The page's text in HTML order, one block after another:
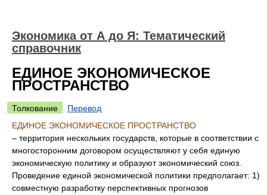
Экономика от А до Я: Тематический
справочник
ЕДИНОЕ ЭКОНОМИЧЕСКОЕ
ПРОСТРАНСТВО
Толкование
Перевод
ЕДИНОЕ ЭКОНОМИЧЕСКОЕ ПРОСТРАНСТВО
– территория нескольких государств, которые в соответствии с
многосторонним договором осуществляют у себя единую
экономическую политику и образуют экономический союз.
Проведение единой экономической политики предполагает: 1)
совместную разработку перспективных прогнозов